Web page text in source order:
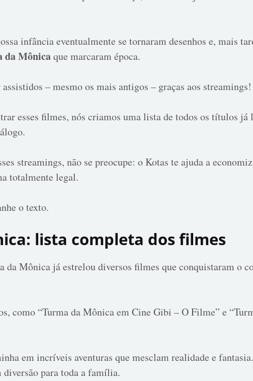
infância eventualmente se tornaram desenhos e, mais
da Mônicaque marcaram época.
– mesmo os mais antigos – graças aos streamings!
esses filmes, nós criamos uma lista de todos os títulos já
streamings, não se preocupe: o Kotas te ajuda a
totalmente legal.
o texto.
lista completa dos filmes
da Mônica já estrelou diversos filmes que conquistaram o
como “Turma da Mônica em Cine Gibi – O Filme” e
em incríveis aventuras que mesclam realidade e
diversão para toda a família.